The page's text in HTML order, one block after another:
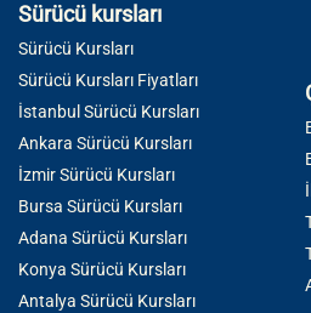
Sürücü kursları
Sürücü Kursları
Sürücü Kursları Fiyatları
İstanbul Sürücü Kursları
Ankara Sürücü Kursları
İzmir Sürücü Kursları
Bursa Sürücü Kursları
Adana Sürücü Kursları
Konya Sürücü Kursları
Antalya Sürücü Kursları